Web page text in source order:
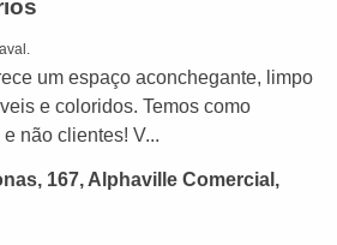
um espaço aconchegante, limpo
e coloridos. Temos como
não clientes! V...
167, Alphaville Comercial,